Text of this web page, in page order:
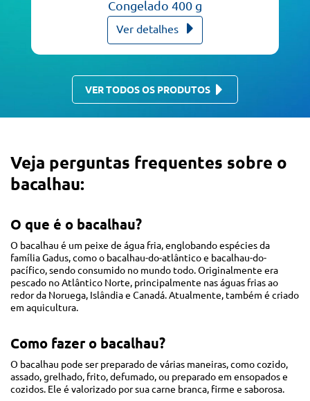
Congelado 400 g
Ver detalhes
VER TODOS OS PRODUTOS
Veja perguntas frequentes sobre o
bacalhau:
O que é o bacalhau?
O bacalhau é um peixe de água fria, englobando espécies da
família Gadus, como o bacalhau-do-atlântico e bacalhau-do-
pacífico, sendo consumido no mundo todo. Originalmente era
pescado no Atlântico Norte, principalmente nas águas frias ao
redor da Noruega, Islândia e Canadá. Atualmente, também é criado
em aquicultura.
Como fazer o bacalhau?
O bacalhau pode ser preparado de várias maneiras, como cozido,
assado, grelhado, frito, defumado, ou preparado em ensopados e
cozidos. Ele é valorizado por sua carne branca, firme e saborosa.